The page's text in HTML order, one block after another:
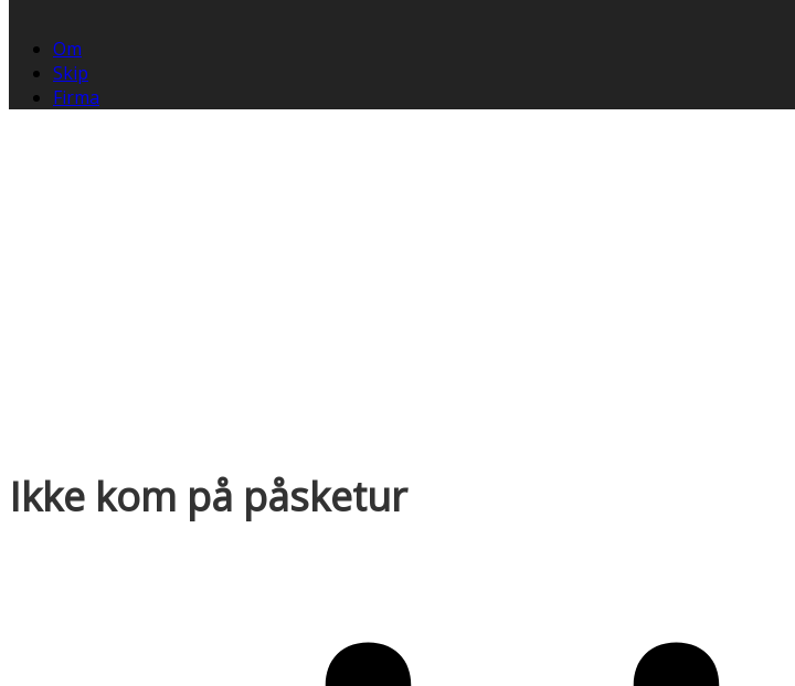
Om
Skip
Firma
Ikke kom på påsketur